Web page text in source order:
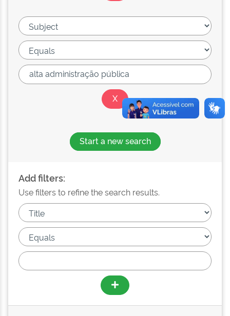
Start a new search
Add filters:
Use filters to refine the search results.